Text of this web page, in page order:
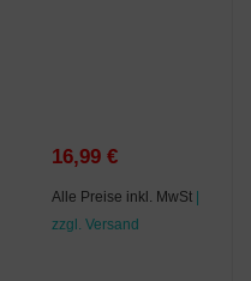
16,99 €
Alle Preise inkl. MwSt |
zzgl. Versand